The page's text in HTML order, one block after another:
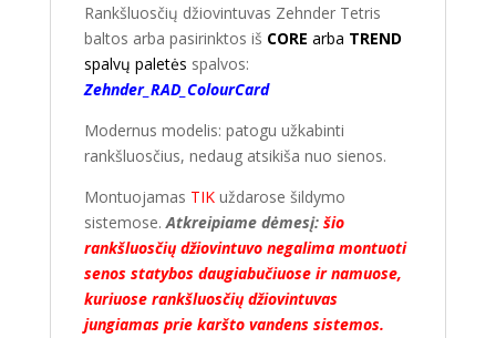
Rankšluosčių džiovintuvas Zehnder Tetris
baltos arba pasirinktos iš CORE arba TREND
spalvų paletės spalvos:
Zehnder_RAD_ColourCard
Modernus modelis: patogu užkabinti
rankšluosčius, nedaug atsikiša nuo sienos.
Montuojamas TIKuždarose šildymo
sistemose. Atkreipiame dėmesį: šio
rankšluosčių džiovintuvo negalima montuoti
senos statybos daugiabučiuose ir namuose,
kuriuose rankšluosčių džiovintuvas
jungiamas prie karšto vandens sistemos.